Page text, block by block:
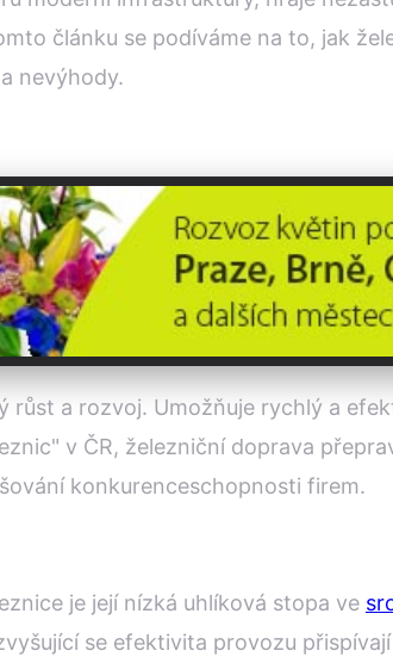
článku se podíváme na to, jak
nevýhody.
růst a rozvoj. Umožňuje rychlý a
v ČR, železniční doprava
konkurenceschopnosti firem.
je její nízká uhlíková stopa ve
se efektivita provozu